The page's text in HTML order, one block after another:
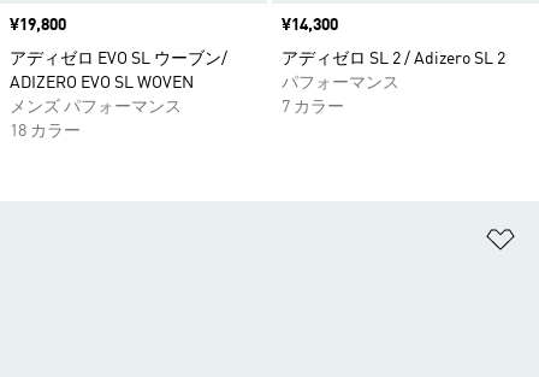
価格
¥19,800
アディゼロ EVO SL ウーブン/
ADIZERO EVO SL WOVEN
メンズ パフォーマンス
18 カラー
価格
¥14,300
アディゼロ SL 2 / Adizero SL 2
パフォーマンス
7 カラー